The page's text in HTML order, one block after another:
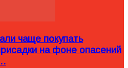
чаще покупать
на фоне опасений